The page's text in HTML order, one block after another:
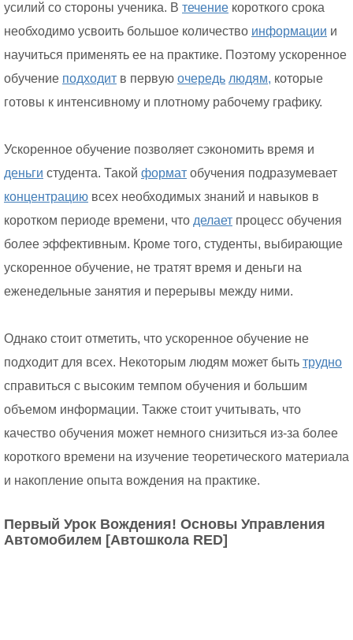
усилий со стороны ученика. В течение короткого срока
необходимо усвоить большое количество информации и
научиться применять ее на практике. Поэтому ускоренное
обучение подходит в первую очередь людям, которые
готовы к интенсивному и плотному рабочему графику.
Ускоренное обучение позволяет сэкономить время и
деньги студента. Такой формат обучения подразумевает
концентрацию всех необходимых знаний и навыков в
коротком периоде времени, что делает процесс обучения
более эффективным. Кроме того, студенты, выбирающие
ускоренное обучение, не тратят время и деньги на
еженедельные занятия и перерывы между ними.
Однако стоит отметить, что ускоренное обучение не
подходит для всех. Некоторым людям может быть трудно
справиться с высоким темпом обучения и большим
объемом информации. Также стоит учитывать, что
качество обучения может немного снизиться из-за более
короткого времени на изучение теоретического материала
и накопление опыта вождения на практике.
Первый Урок Вождения! Основы Управления
Автомобилем [Автошкола RED]